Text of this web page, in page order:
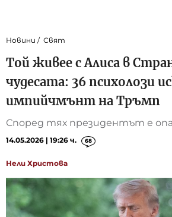
Новини Свят
Той живее с Алиса в
чудесата: 36 психолози
импийчмънт на Тръмп
Според тях президентът е
14.05.2026 | 19:26 ч. 68
Нели Христова